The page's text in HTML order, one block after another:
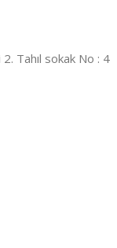
Tahıl sokak No : 4